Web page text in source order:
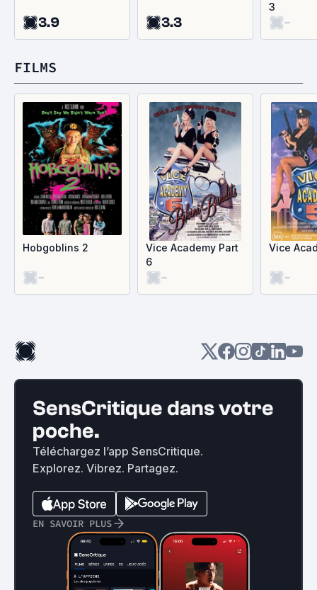
3.9 3.3
3
-
FILMS
Hobgoblins 2
-
Vice Academy Part
6
-
Vice
-
SensCritique dans votre
poche.
Téléchargez l’app SensCritique.
Explorez. Vibrez. Partagez.
EN SAVOIR PLUS